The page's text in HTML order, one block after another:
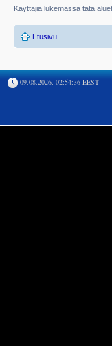
Käyttäjiä lukemassa tätä
Etusivu
09.08.2026, 02:54:36 EEST